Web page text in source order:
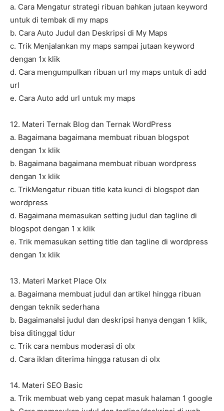
a. Cara Mengatur strategi ribuan bahkan jutaan keyword
untuk di tembak di my maps
b. Cara Auto Judul dan Deskripsi di My Maps
c. Trik Menjalankan my maps sampai jutaan keyword
dengan 1x klik
d. Cara mengumpulkan ribuan url my maps untuk di add
url
e. Cara Auto add url untuk my maps
12. Materi Ternak Blog dan Ternak WordPress
a. Bagaimana bagaimana membuat ribuan blogspot
dengan 1x klik
b. Bagaimana bagaimana membuat ribuan wordpress
dengan 1x klik
c. TrikMengatur ribuan title kata kunci di blogspot dan
wordpress
d. Bagaimana memasukan setting judul dan tagline di
blogspot dengan 1 x klik
e. Trik memasukan setting title dan tagline di wordpress
dengan 1x klik
13. Materi Market Place Olx
a. Bagaimana membuat judul dan artikel hingga ribuan
dengan teknik sederhana
b. BagaimanaIsi judul dan deskripsi hanya dengan 1 klik,
bisa ditinggal tidur
c. Trik cara nembus moderasi di olx
d. Cara iklan diterima hingga ratusan di olx
14. Materi SEO Basic
a. Trik membuat web yang cepat masuk halaman 1 google